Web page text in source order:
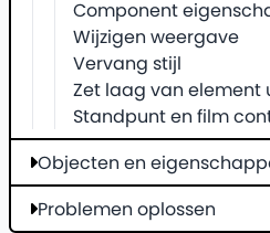
Component
Wijzigen weergave
Vervang stijl
Zet laag van element
Standpunt en film
Objecten en
Problemen oplossen